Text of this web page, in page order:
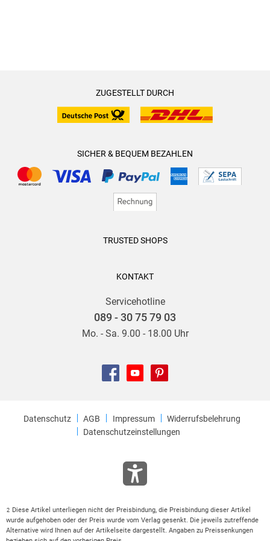
ZUGESTELLT DURCH
SICHER & BEQUEM BEZAHLEN
TRUSTED SHOPS
KONTAKT
Servicehotline
089 - 30 75 79 03
Mo. - Sa. 9.00 - 18.00 Uhr
Datenschutz AGB Impressum
Widerrufsbelehrung
Datenschutzeinstellungen
2
Diese Artikel unterliegen nicht der Preisbindung, die Preisbindung dieser Artikel
wurde aufgehoben oder der Preis wurde vom Verlag gesenkt. Die jeweils zutreffende
Alternative wird Ihnen auf der Artikelseite dargestellt. Angaben zu Preissenkungen